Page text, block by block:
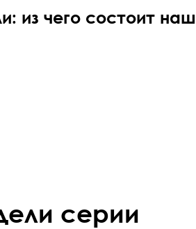
из чего состоит
серии